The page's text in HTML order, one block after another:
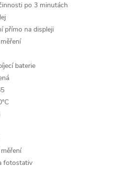
po 3 minutách
přímo na displeji
baterie
fotostativ